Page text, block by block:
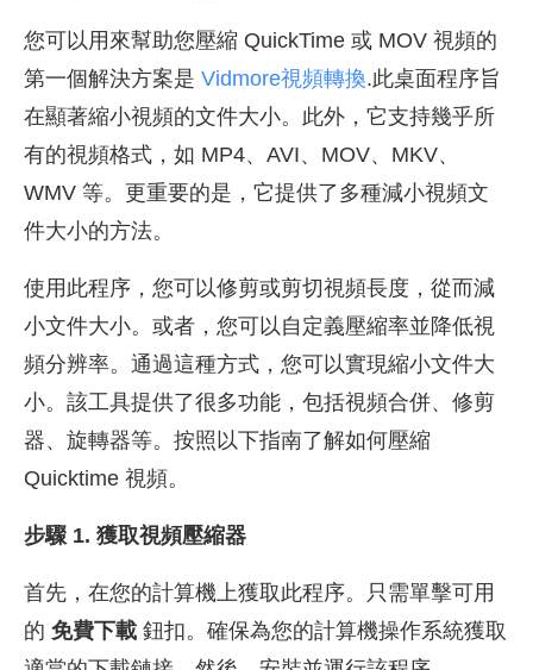
您可以用來幫助您壓縮 QuickTime 或 MOV 視頻的
第一個解決方案是 Vidmore視頻轉換.此桌面程序旨
在顯著縮小視頻的文件大小。此外，它支持幾乎所
有的視頻格式，如 MP4、AVI、MOV、MKV、
WMV 等。更重要的是，它提供了多種減小視頻文
件大小的方法。
使用此程序，您可以修剪或剪切視頻長度，從而減
小文件大小。或者，您可以自定義壓縮率並降低視
頻分辨率。通過這種方式，您可以實現縮小文件大
小。該工具提供了很多功能，包括視頻合併、修剪
器、旋轉器等。按照以下指南了解如何壓縮
Quicktime 視頻。
步驟 1. 獲取視頻壓縮器
首先，在您的計算機上獲取此程序。只需單擊可用
的 免費下載 鈕扣。確保為您的計算機操作系統獲取